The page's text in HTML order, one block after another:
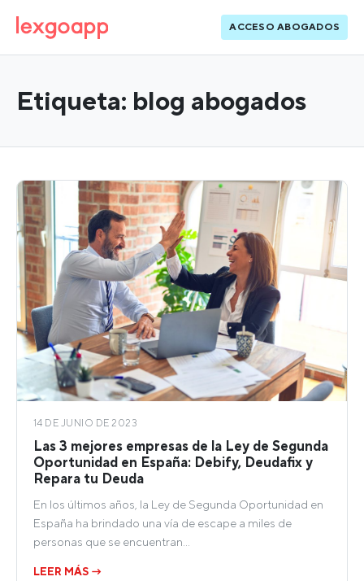
ACCESO ABOGADOS
Etiqueta: blog abogados
14 DE JUNIO DE 2023
Las 3 mejores empresas de la Ley de Segunda
Oportunidad en España: Debify, Deudafix y
Repara tu Deuda
En los últimos años, la Ley de Segunda Oportunidad en
España ha brindado una vía de escape a miles de
personas que se encuentran…
LEER MÁS →